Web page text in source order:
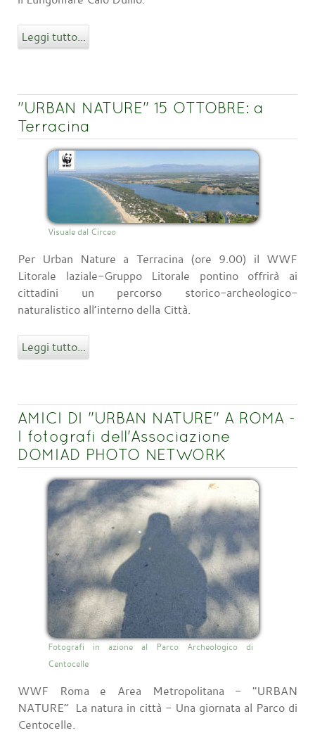
Leggi tutto...
"URBAN NATURE" 15 OTTOBRE: a
Terracina
Visuale dal Circeo
Per Urban Nature a Terracina (ore 9.00) il WWF
Litorale laziale-Gruppo Litorale pontino offrirà ai
cittadini un percorso storico-archeologico-
naturalistico all’interno della Città.
Leggi tutto...
AMICI DI "URBAN NATURE" A ROMA -
I fotografi dell'Associazione
DOMIAD PHOTO NETWORK
Fotografi in azione al Parco Archeologico di
Centocelle
WWF Roma e Area Metropolitana - "URBAN
NATURE” La natura in città - Una giornata al Parco di
Centocelle.